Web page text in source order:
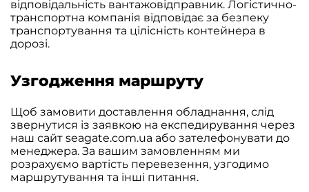
відповідальність вантажовідправник. Логістично-
транспортна компанія відповідає за безпеку
транспортування та цілісність контейнера в
дорозі.
Узгодження маршруту
Щоб замовити доставлення обладнання, слід
звернутися із заявкою на експедирування через
наш сайт seagate.com.ua або зателефонувати до
менеджера. За вашим замовленням ми
розрахуємо вартість перевезення, узгодимо
маршрутування та інші питання.